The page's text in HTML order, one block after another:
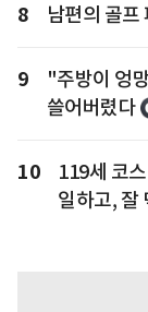
8 남편의 골프
9
"주방이 엉
쓸어버렸다
10
119세 코
일하고, 잘